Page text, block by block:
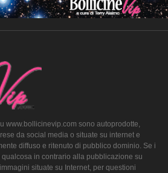
www.bollicinevip.com sono autoprodotte,
da social media o situate su internet e
diffuso e ritenuto di pubblico dominio. Se i
in contrario alla pubblicazione su
situate su Internet, per questioni